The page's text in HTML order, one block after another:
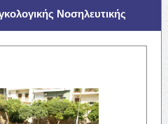
Νοσηλευτικής